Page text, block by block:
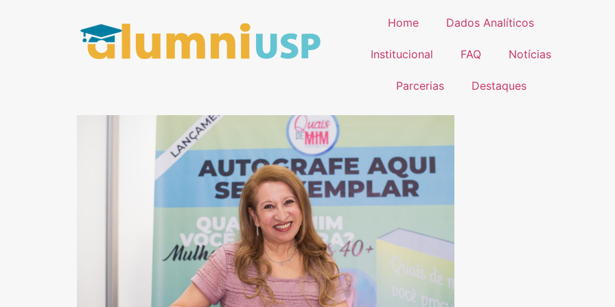
Home Dados Analíticos
Institucional FAQ Notícias
Parcerias Destaques